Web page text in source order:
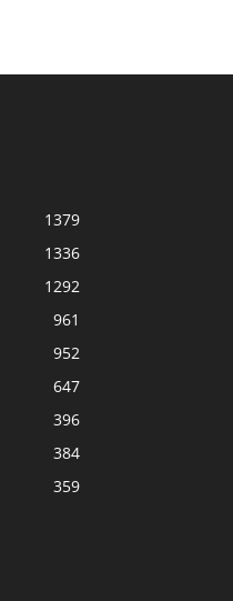
1379
1336
1292
961
952
647
396
384
359